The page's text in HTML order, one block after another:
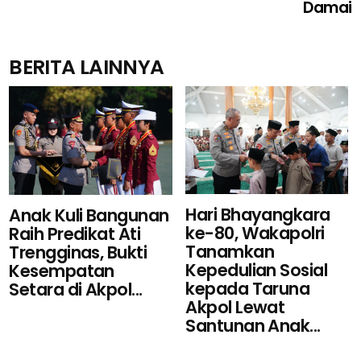
Damai
BERITA LAINNYA
Anak Kuli Bangunan
Raih Predikat Ati
Trengginas, Bukti
Kesempatan
Setara di Akpol...
Hari Bhayangkara
ke-80, Wakapolri
Tanamkan
Kepedulian Sosial
kepada Taruna
Akpol Lewat
Santunan Anak...